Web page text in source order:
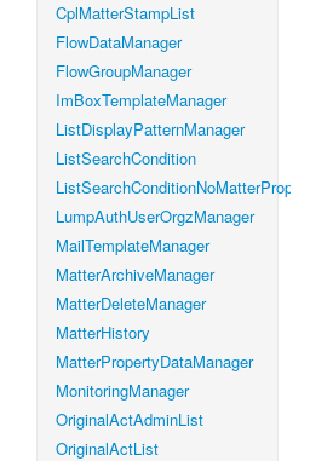
CplMatterStampList
FlowDataManager
FlowGroupManager
ImBoxTemplateManager
ListDisplayPatternManager
ListSearchCondition
ListSearchConditionNoMatterProperty
LumpAuthUserOrgzManager
MailTemplateManager
MatterArchiveManager
MatterDeleteManager
MatterHistory
MatterPropertyDataManager
MonitoringManager
OriginalActAdminList
OriginalActList